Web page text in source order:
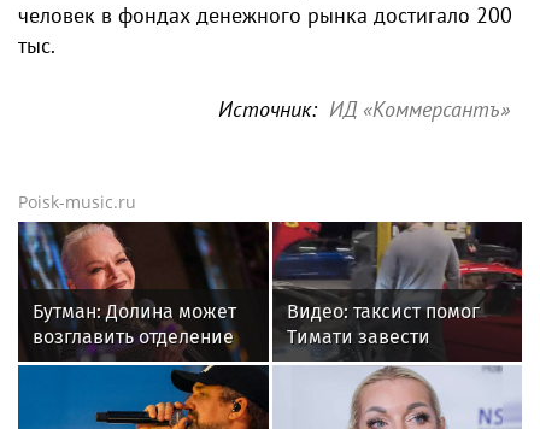
человек в фондах денежного рынка достигало 200
тыс.
Источник: ИД «Коммерсантъ»
Poisk-music.ru
Бутман: Долина может
возглавить отделение
вокала в первом в РФ
Видео: таксист помог
Тимати завести
эксклюзивный Ferrari
F40 за 157 миллионов
рублей